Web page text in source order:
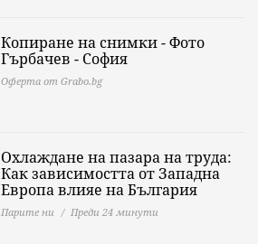
Копиране на снимки - Фото
Гърбачев - София
Оферта от Grabo.bg
Охлаждане на пазара на труда:
Как зависимостта от Западна
Европа влияе на България
Парите ни Преди 24 минути